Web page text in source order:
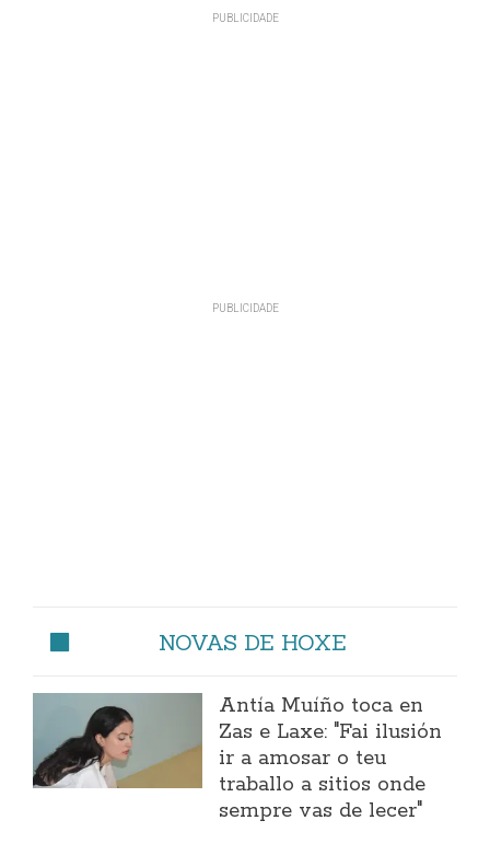
NOVAS DE HOXE
Antía Muíño toca en
Zas e Laxe: "Fai ilusión
ir a amosar o teu
traballo a sitios onde
sempre vas de lecer"